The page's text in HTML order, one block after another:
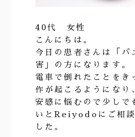
40代 女性
こんにちは。
今日の患者さんは「パ
害」の方になります。
電車で倒れたことをき
作が起こるようになり
安感に悩むので少しで
いとReiyodoにご相談
した。